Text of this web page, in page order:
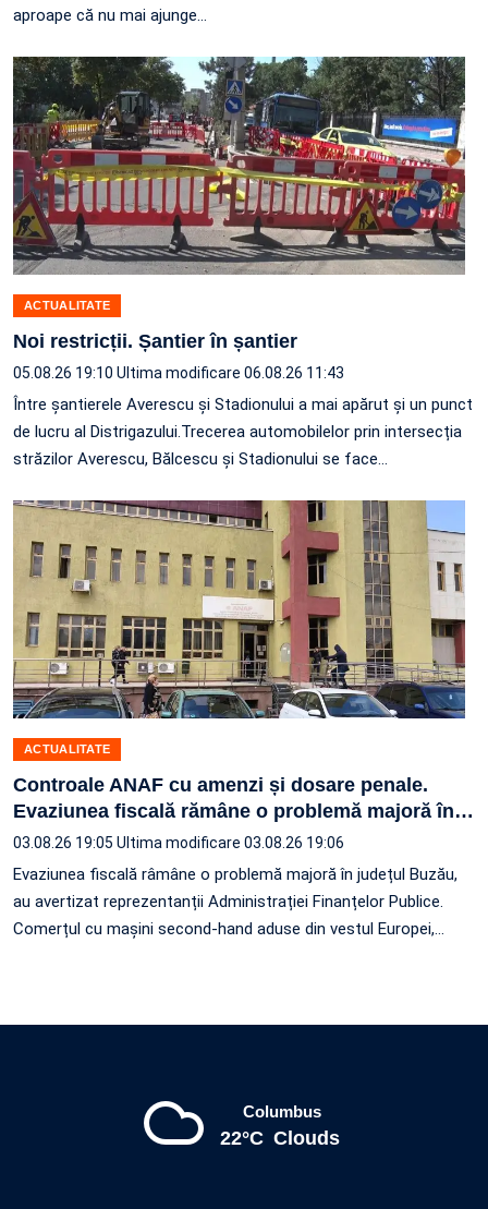
aproape că nu mai ajunge…
ACTUALITATE
Noi restricții. Șantier în șantier
05.08.26 19:10 Ultima modificare 06.08.26 11:43
Între șantierele Averescu și Stadionului a mai apărut și un punct
de lucru al Distrigazului.Trecerea automobilelor prin intersecția
străzilor Averescu, Bălcescu și Stadionului se face…
ACTUALITATE
Controale ANAF cu amenzi și dosare penale.
Evaziunea fiscală rămâne o problemă majoră în…
03.08.26 19:05 Ultima modificare 03.08.26 19:06
Evaziunea fiscală râmâne o problemă majoră în județul Buzău,
au avertizat reprezentanții Administrației Finanțelor Publice.
Comerțul cu mașini second-hand aduse din vestul Europei,…
Columbus
22°C Clouds